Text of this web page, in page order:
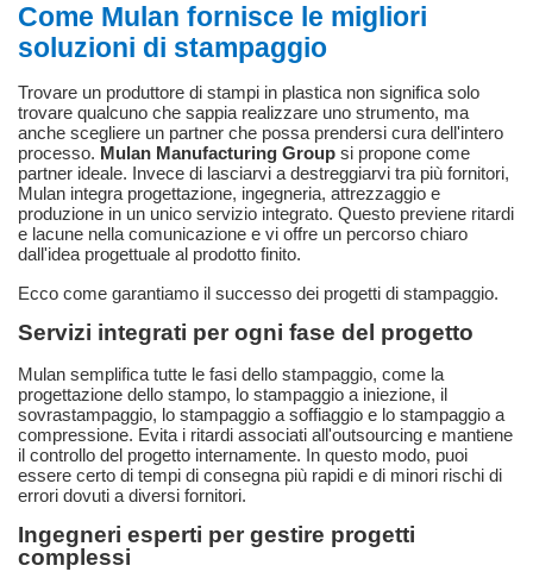
Come Mulan fornisce le migliori
soluzioni di stampaggio
Trovare un produttore di stampi in plastica non significa solo
trovare qualcuno che sappia realizzare uno strumento, ma
anche scegliere un partner che possa prendersi cura dell'intero
processo. Mulan Manufacturing Group si propone come
partner ideale. Invece di lasciarvi a destreggiarvi tra più fornitori,
Mulan integra progettazione, ingegneria, attrezzaggio e
produzione in un unico servizio integrato. Questo previene ritardi
e lacune nella comunicazione e vi offre un percorso chiaro
dall'idea progettuale al prodotto finito.
Ecco come garantiamo il successo dei progetti di stampaggio.
Servizi integrati per ogni fase del progetto
Mulan semplifica tutte le fasi dello stampaggio, come la
progettazione dello stampo, lo stampaggio a iniezione, il
sovrastampaggio, lo stampaggio a soffiaggio e lo stampaggio a
compressione. Evita i ritardi associati all'outsourcing e mantiene
il controllo del progetto internamente. In questo modo, puoi
essere certo di tempi di consegna più rapidi e di minori rischi di
errori dovuti a diversi fornitori.
Ingegneri esperti per gestire progetti
complessi